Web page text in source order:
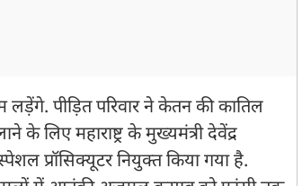
पीड़ित परिवार ने केतन की कातिल
लिए महाराष्ट्र के मुख्यमंत्री देवेंद्र
प्रॉसिक्यूटर नियुक्त किया गया है.